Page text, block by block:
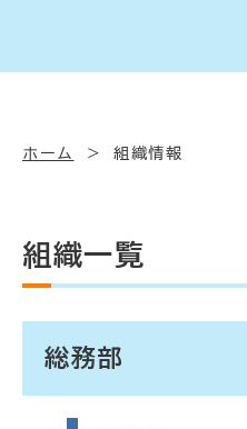
ホーム 組織情報
組織一覧
総務部